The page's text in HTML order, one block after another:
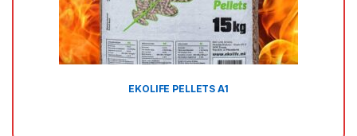
EKOLIFE PELLETS A1